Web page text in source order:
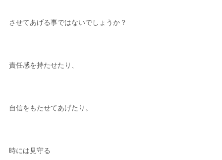
させてあげる事ではないでしょうか？
責任感を持たせたり、
自信をもたせてあげたり。
時には見守る